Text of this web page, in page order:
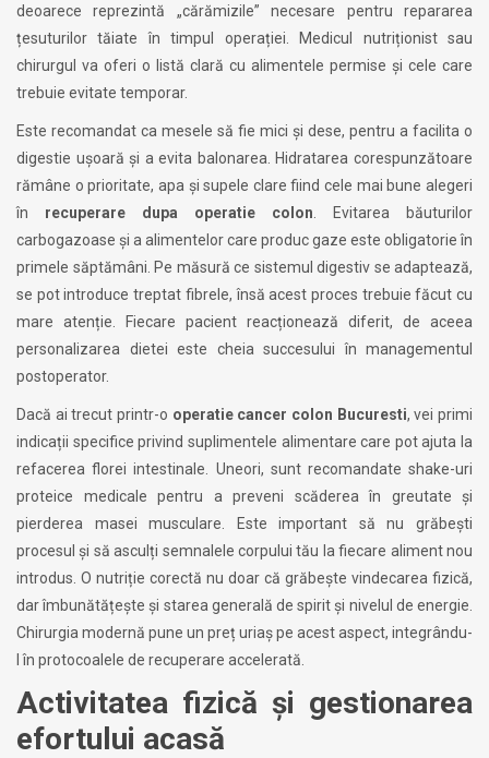
deoarece reprezintă „cărămizile” necesare pentru repararea
țesuturilor tăiate în timpul operației. Medicul nutriționist sau
chirurgul va oferi o listă clară cu alimentele permise și cele care
trebuie evitate temporar.
Este recomandat ca mesele să fie mici și dese, pentru a facilita o
digestie ușoară și a evita balonarea. Hidratarea corespunzătoare
rămâne o prioritate, apa și supele clare fiind cele mai bune alegeri
în recuperare dupa operatie colon . Evitarea băuturilor
carbogazoase și a alimentelor care produc gaze este obligatorie în
primele săptămâni. Pe măsură ce sistemul digestiv se adaptează,
se pot introduce treptat fibrele, însă acest proces trebuie făcut cu
mare atenție. Fiecare pacient reacționează diferit, de aceea
personalizarea dietei este cheia succesului în managementul
postoperator.
Dacă ai trecut printr-o operatie cancer colon Bucuresti, vei primi
indicații specifice privind suplimentele alimentare care pot ajuta la
refacerea florei intestinale. Uneori, sunt recomandate shake-uri
proteice medicale pentru a preveni scăderea în greutate și
pierderea masei musculare. Este important să nu grăbești
procesul și să asculți semnalele corpului tău la fiecare aliment nou
introdus. O nutriție corectă nu doar că grăbește vindecarea fizică,
dar îmbunătățește și starea generală de spirit și nivelul de energie.
Chirurgia modernă pune un preț uriaș pe acest aspect, integrându-
l în protocoalele de recuperare accelerată.
Activitatea fizică și gestionarea
efortului acasă